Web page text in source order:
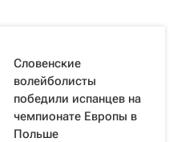
Словенские
волейболисты
победили испанцев на
чемпионате Европы в
Польше